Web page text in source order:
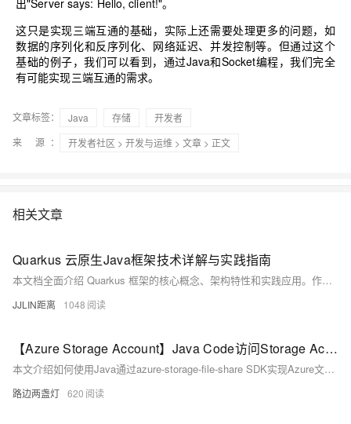
出"Server says: Hello, client!"。
这只是实现三端互通的基础，实际上还需要处理更多的问题，如
数据的序列化和反序列化、网络延迟、并发控制等。但通过这个
基础的例子，我们可以看到，通过Java和Socket编程，我们完全
有可能实现三端互通的需求。
文章标签： Java 存储
开发者
来 源：
开发者社区 > 开发与运维 > 文章 > 正文
相关文章
Quarkus 云原生Java框架技术详解与实践指南
本文档全面介绍 Quarkus 框架的核心概念、架构特性和实践应用。作为新一代的云原生 Java 框架，Quarkus 旨在为 OpenJDK HotSpot 和 GraalVM 量身定制，显著提升 Java 在容器化环境中的运行效率。本文将深入探讨其响应式编程模型、原生编译能力、扩展机制以及与微服务架构的深度集成，帮助开发者构建高效、轻量的云原生应用。
JJLIN距离 1048
【Azure Storage Account】Java Code访问Storage Account File Share的上传和下载代码示例
本文介绍如何使用Java通过azure-storage-file-share SDK实现Azure文件共享的上传下载。包含依赖引入、客户端创建及完整示例代码，助你快速集成Azure File Share功能。
路边两盏灯 620